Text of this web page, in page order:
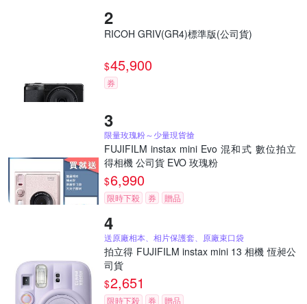
RICOH GRIV(GR4)標準版(公司貨)
$45,900
券
限量玫瑰粉～少量現貨搶
FUJIFILM instax mini Evo 混和式 數位拍立
得相機 公司貨 EVO 玫瑰粉
$6,990
限時下殺 券 贈品
送原廠相本、相片保護套、原廠束口袋
拍立得 FUJIFILM instax mini 13 相機 恆昶公
司貨
$2,651
限時下殺 券 贈品